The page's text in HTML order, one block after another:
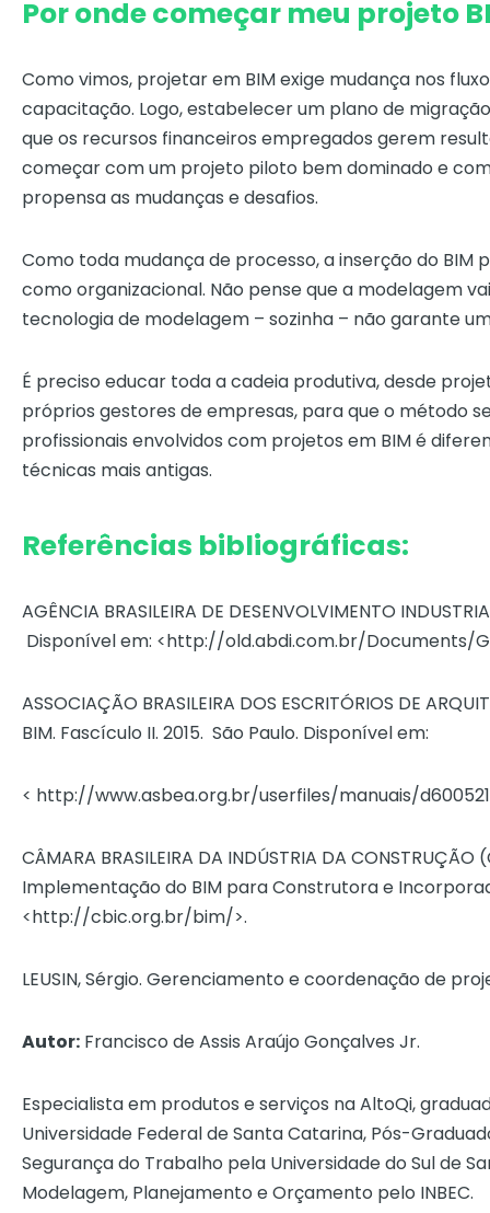
Por onde começar meu projeto
Como vimos, projetar em BIM exige mudança nos
capacitação. Logo, estabelecer um plano de
que os recursos financeiros empregados gerem
começar com um projeto piloto bem dominado e
propensa as mudanças e desafios.
Como toda mudança de processo, a inserção do
como organizacional. Não pense que a modelagem
tecnologia de modelagem – sozinha – não garante
É preciso educar toda a cadeia produtiva, desde
próprios gestores de empresas, para que o método
profissionais envolvidos com projetos em BIM é
técnicas mais antigas.
Referências bibliográficas:
AGÊNCIA BRASILEIRA DE DESENVOLVIMENTO
Disponível em: <http://old.abdi.com.br/Documents/
ASSOCIAÇÃO BRASILEIRA DOS ESCRITÓRIOS DE
BIM. Fascículo II. 2015. São Paulo. Disponível em:
< http://www.asbea.org.br/userfiles/manuais/
CÂMARA BRASILEIRA DA INDÚSTRIA DA
Implementação do BIM para Construtora e
<http://cbic.org.br/bim/>.
LEUSIN, Sérgio. Gerenciamento e coordenação de
Autor: Francisco de Assis Araújo Gonçalves Jr.
Especialista em produtos e serviços na AltoQi,
Universidade Federal de Santa Catarina, Pós-
Segurança do Trabalho pela Universidade do Sul de
Modelagem, Planejamento e Orçamento pelo INBEC.